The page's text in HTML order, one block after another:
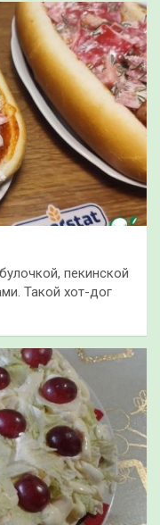
пекинской
Такой хот-дог